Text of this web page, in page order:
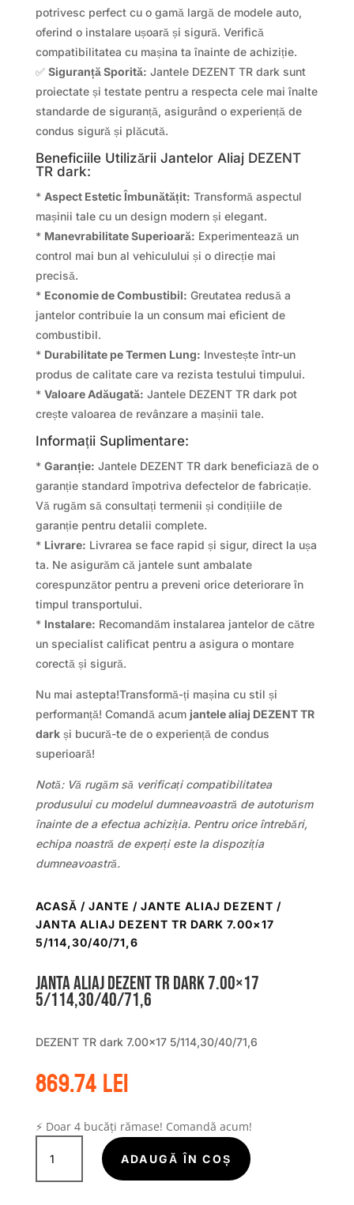
potrivesc perfect cu o gamă largă de modele auto,
oferind o instalare ușoară și sigură. Verifică
compatibilitatea cu mașina ta înainte de achiziție.
✅ Siguranță Sporită: Jantele DEZENT TR dark sunt
proiectate și testate pentru a respecta cele mai înalte
standarde de siguranță, asigurând o experiență de
condus sigură și plăcută.
Beneficiile Utilizării Jantelor Aliaj DEZENT
TR dark:
* Aspect Estetic Îmbunătățit: Transformă aspectul
mașinii tale cu un design modern și elegant.
* Manevrabilitate Superioară: Experimentează un
control mai bun al vehiculului și o direcție mai
precisă.
* Economie de Combustibil: Greutatea redusă a
jantelor contribuie la un consum mai eficient de
combustibil.
* Durabilitate pe Termen Lung: Investește într-un
produs de calitate care va rezista testului timpului.
* Valoare Adăugată: Jantele DEZENT TR dark pot
crește valoarea de revânzare a mașinii tale.
Informații Suplimentare:
* Garanție: Jantele DEZENT TR dark beneficiază de o
garanție standard împotriva defectelor de fabricație.
Vă rugăm să consultați termenii și condițiile de
garanție pentru detalii complete.
* Livrare: Livrarea se face rapid și sigur, direct la ușa
ta. Ne asigurăm că jantele sunt ambalate
corespunzător pentru a preveni orice deteriorare în
timpul transportului.
* Instalare: Recomandăm instalarea jantelor de către
un specialist calificat pentru a asigura o montare
corectă și sigură.
Nu mai astepta!Transformă-ți mașina cu stil și
performanță! Comandă acum jantele aliaj DEZENT TR
darkși bucură-te de o experiență de condus
superioară!
Notă: Vă rugăm să verificați compatibilitatea
produsului cu modelul dumneavoastră de autoturism
înainte de a efectua achiziția. Pentru orice întrebări,
echipa noastră de experți este la dispoziția
dumneavoastră.
ACASĂ / JANTE / JANTE ALIAJ DEZENT /
JANTA ALIAJ DEZENT TR DARK 7.00×17
5/114,30/40/71,6
Janta aliaj DEZENT TR dark 7.00×17
5/114,30/40/71,6
DEZENT TR dark 7.00×17 5/114,30/40/71,6
869.74lei
⚡ Doar 4 bucăți rămase! Comandă acum!
Cantitate
Janta
aliaj
ADAUGĂ ÎN COȘ